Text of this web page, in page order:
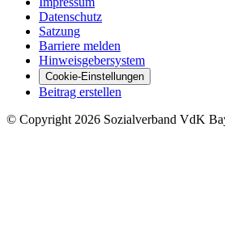
Datenschutz
Satzung
Barriere melden
Hinweisgebersystem
Cookie-Einstellungen
Beitrag erstellen
© Copyright 2026 Sozialverband VdK